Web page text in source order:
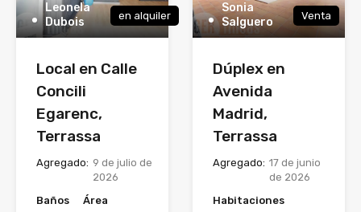
Leonela
Dubois
en alquiler
Local en Calle
Concili
Egarenc,
Terrassa
Agregado: 9 de julio de
2026
Baños
Área
Sonia
Salguero
Venta
Dúplex en
Avenida
Madrid,
Terrassa
Agregado: 17 de junio
de 2026
Habitaciones